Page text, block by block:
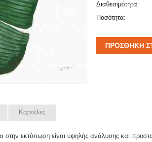
Διαθεσιμότητα:
Ποσότητα:
ΠΡΟΣΘΉΚΗ
Καρτέλες
στην εκτύπωση είναι υψηλής ανάλυσης και